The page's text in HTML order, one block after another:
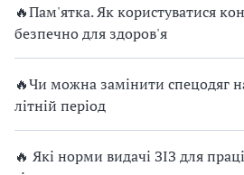
🔥Пам'ятка. Як користуватися
безпечно для здоров'я
🔥Чи можна замінити спецодяг
літній період
🔥 Які норми видачі ЗІЗ для